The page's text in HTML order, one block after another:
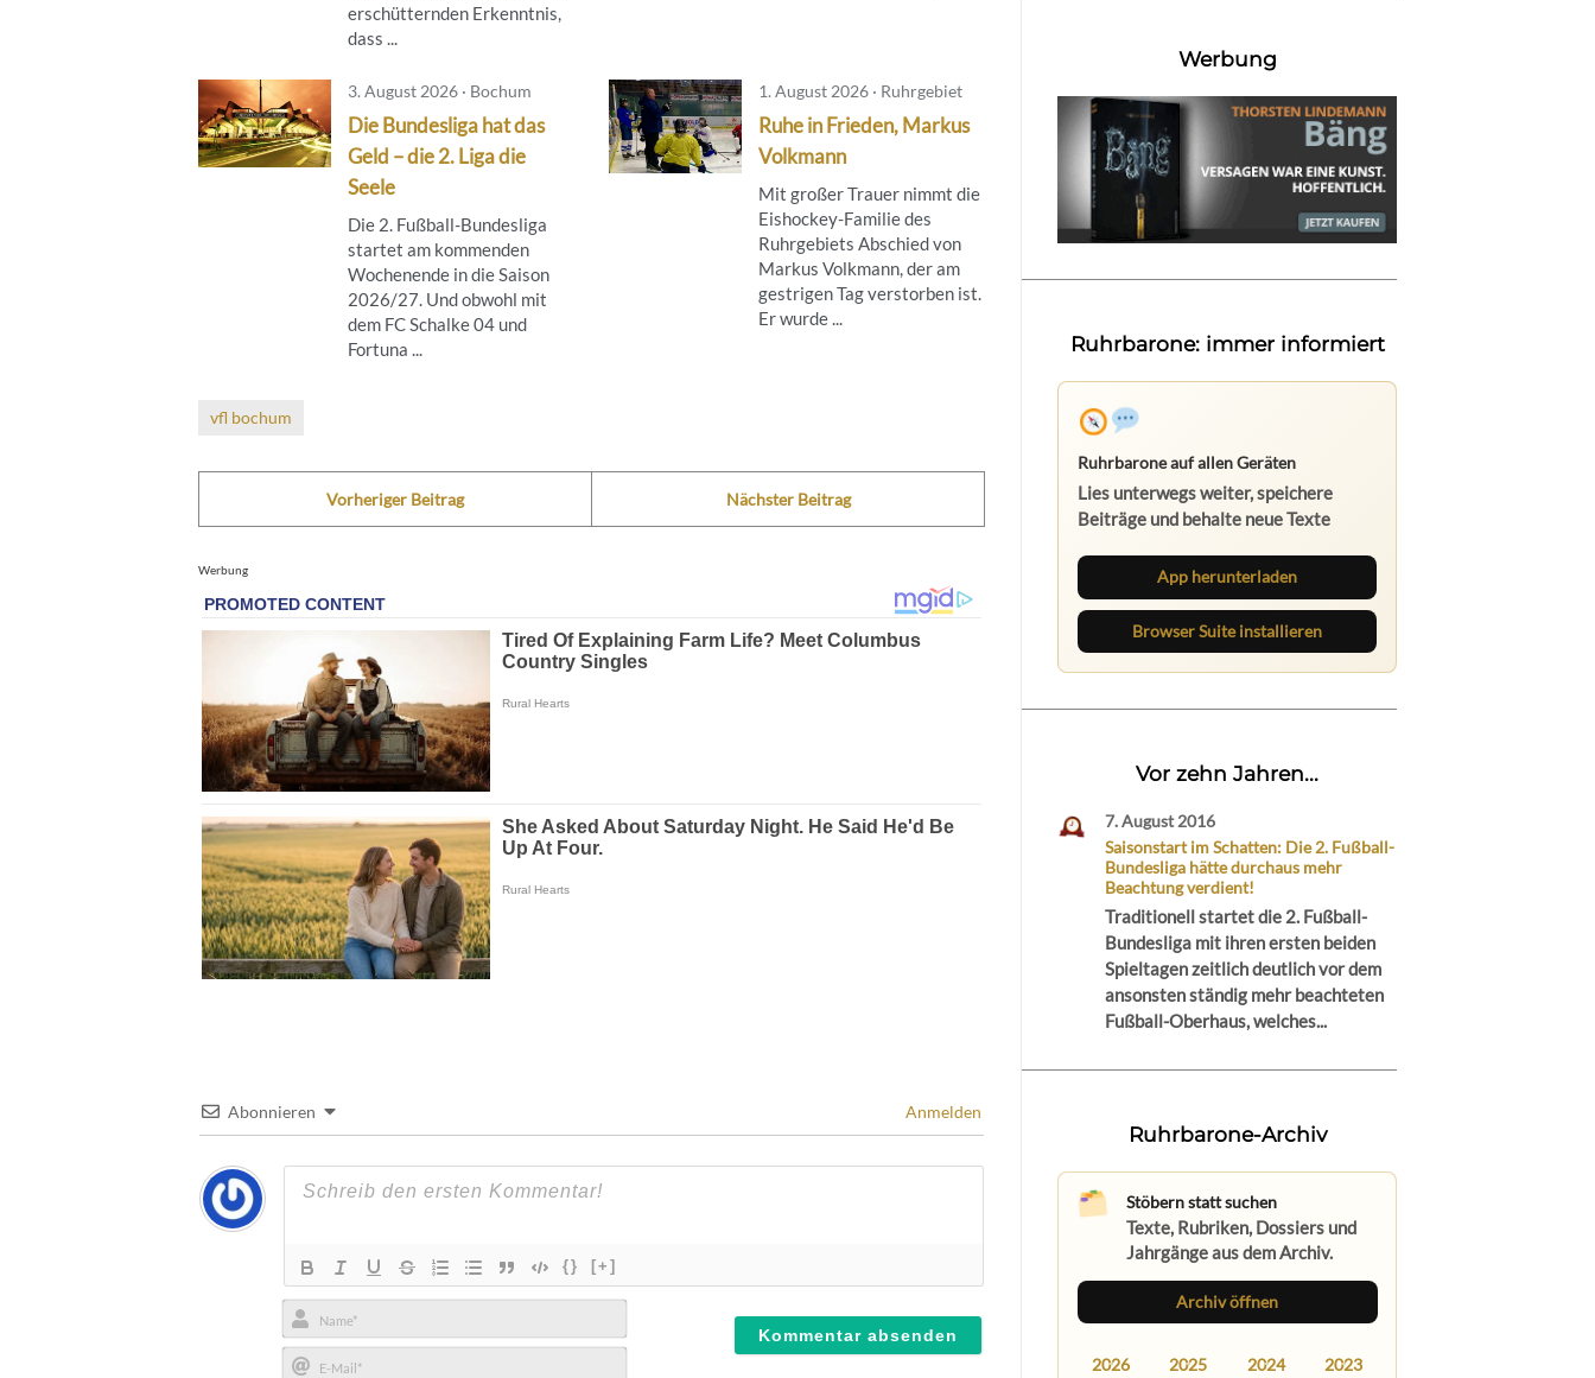
erschütternden Erkenntnis,
dass ...
3. August 2026 · Bochum
Die Bundesliga hat das
Geld – die 2. Liga die
Seele
Die 2. Fußball-Bundesliga
startet am kommenden
Wochenende in die Saison
2026/27. Und obwohl mit
dem FC Schalke 04 und
Fortuna ...
1. August 2026 · Ruhrgebiet
Ruhe in Frieden, Markus
Volkmann
Mit großer Trauer nimmt die
Eishockey-Familie des
Ruhrgebiets Abschied von
Markus Volkmann, der am
gestrigen Tag verstorben ist.
Er wurde ...
vfl bochum
Vorheriger Beitrag Nächster Beitrag
Werbung
Abonnieren Anmelden
{} [+]
Name*
Werbung
Ruhrbarone: immer informiert
Ruhrbarone auf allen Geräten
Lies unterwegs weiter, speichere
Beiträge und behalte neue Texte
App herunterladen
Browser Suite installieren
Vor zehn Jahren...
7. August 2016
Saisonstart im Schatten: Die 2. Fußball-
Bundesliga hätte durchaus mehr
Beachtung verdient!
Traditionell startet die 2. Fußball-
Bundesliga mit ihren ersten beiden
Spieltagen zeitlich deutlich vor dem
ansonsten ständig mehr beachteten
Fußball-Oberhaus, welches...
Ruhrbarone-Archiv
Stöbern statt suchen
Texte, Rubriken, Dossiers und
Jahrgänge aus dem Archiv.
Archiv öffnen
2026 2025 2024 2023